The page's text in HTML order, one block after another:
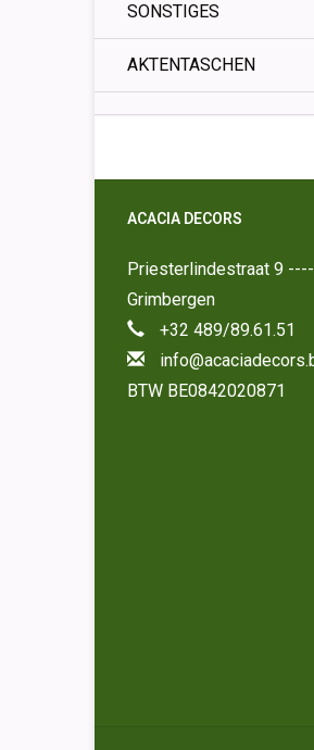
SONSTIGES
AKTENTASCHEN
ACACIA DECORS
Priesterlindestraat 9
Grimbergen
+32 489/89.61.51
BTW BE0842020871